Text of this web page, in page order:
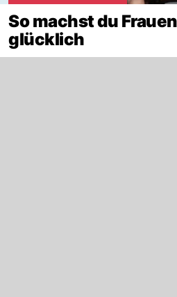
So machst du
glücklich